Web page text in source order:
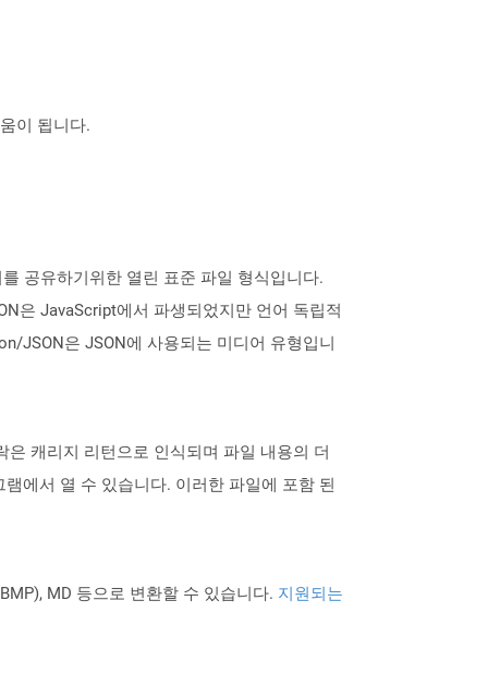
이 됩니다.
공유하기위한 열린 표준 파일 형식입니다.
은 JavaScript에서 파생되었지만 언어 독립적
JSON은 JSON에 사용되는 미디어 유형입니
캐리지 리턴으로 인식되며 파일 내용의 더
에서 열 수 있습니다. 이러한 파일에 포함 된
MD 등으로 변환할 수 있습니다. 지원되는